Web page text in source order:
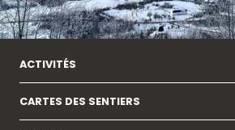
ACTIVITÉS
CARTES DES SENTIERS